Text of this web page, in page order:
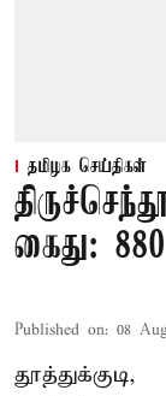
தமிழக செய்திகள்
கைது: 880
Published on: 08
தூத்துக்குடி,